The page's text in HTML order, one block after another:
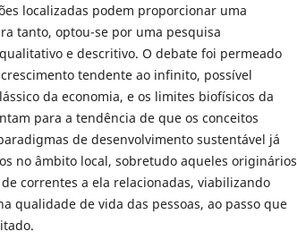
localizadas podem proporcionar uma
tanto, optou-se por uma pesquisa
e descritivo. O debate foi permeado
tendente ao infinito, possível
da economia, e os limites biofísicos da
para a tendência de que os conceitos
de desenvolvimento sustentável já
no âmbito local, sobretudo aqueles originários
correntes a ela relacionadas, viabilizando
qualidade de vida das pessoas, ao passo que